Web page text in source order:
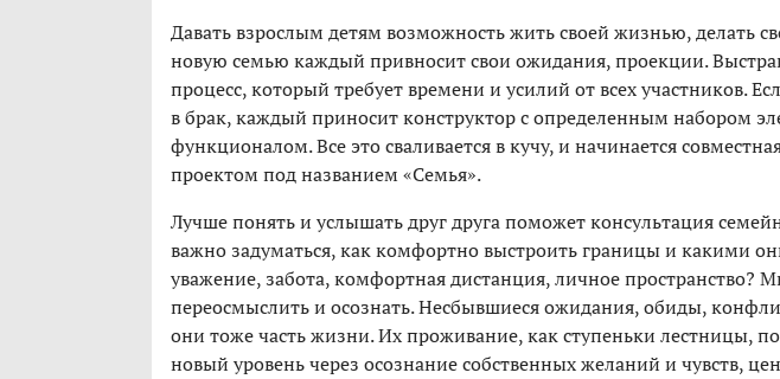
Давать взрослым детям возможность жить своей жизнью, делать
новую семью каждый привносит свои ожидания, проекции.
процесс, который требует времени и усилий от всех участников.
в брак, каждый приносит конструктор с определенным набором
функционалом. Все это сваливается в кучу, и начинается
проектом под названием «Семья».
Лучше понять и услышать друг друга поможет консультация
важно задуматься, как комфортно выстроить границы и какими
уважение, забота, комфортная дистанция, личное пространство?
переосмыслить и осознать. Несбывшиеся ожидания, обиды,
они тоже часть жизни. Их проживание, как ступеньки лестницы,
новый уровень через осознание собственных желаний и чувств,